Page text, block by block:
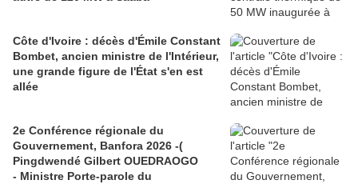
Côte d'Ivoire : décès d'Émile Constant
Bombet, ancien ministre de l'Intérieur,
une grande figure de l'État s'en est
allée
2e Conférence régionale du
Gouvernement, Banfora 2026 -(
Pingdwendé Gilbert OUEDRAOGO
- Ministre Porte-parole du